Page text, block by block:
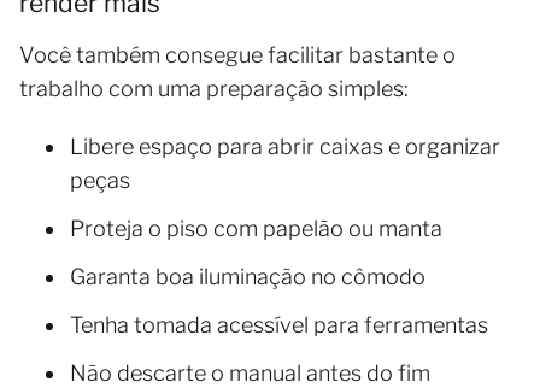
Você também consegue facilitar bastante o
trabalho com uma preparação simples:
Libere espaço para abrir caixas e organizar
peças
Proteja o piso com papelão ou manta
Garanta boa iluminação no cômodo
Tenha tomada acessível para ferramentas
Não descarte o manual antes do fim